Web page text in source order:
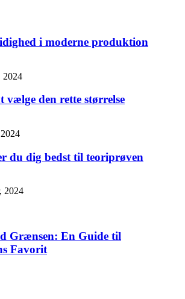
i moderne produktion
2024
vælge den rette størrelse
du dig bedst til teoriprøven
2024
Grænsen: En Guide til
Favorit